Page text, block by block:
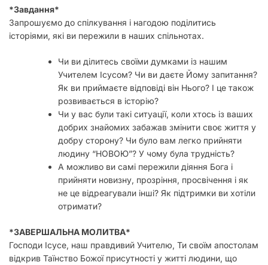
*Завдання*
Запрошуємо до спілкування і нагодою поділитись
історіями, які ви пережили в наших спільнотах.
Чи ви ділитесь своїми думками із нашим
Учителем Ісусом? Чи ви даєте Йому запитання?
Як ви приймаєте відповіді він Нього? І це також
розвивається в історію?
Чи у вас були такі ситуації, коли хтось із ваших
добрих знайомих забажав змінити своє життя у
добру сторону? Чи було вам легко прийняти
людину “НОВОЮ”? У чому була трудність?
А можливо ви самі пережили діяння Бога і
прийняти новизну, прозріння, просвічення і як
не це відреагували інші? Як підтримки ви хотіли
отримати?
*ЗАВЕРШАЛЬНА МОЛИТВА*
Господи Ісусе, наш правдивий Учителю, Ти своїм апостолам
відкрив Таїнство Божої присутності у житті людини, що